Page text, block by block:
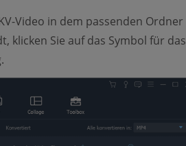
Video in dem passenden Ordner
klicken Sie auf das Symbol für das